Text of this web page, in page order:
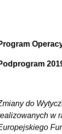
do
w